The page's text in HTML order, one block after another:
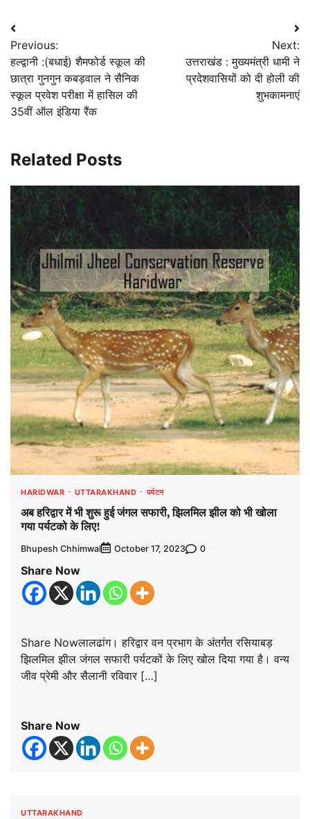
Post
navigation
Previous:
हल्द्वानी :(बधाई) शैमफोर्ड स्कूल की
छात्रा गुनगुन कबड़वाल ने सैनिक
स्कूल प्रवेश परीक्षा में हासिल की
35वीं ऑल इंडिया रैंक
Next:
उत्तराखंड : मुख्यमंत्री धामी ने
प्रदेशवासियों को दी होली की
शुभकामनाएं
Related Posts
HARIDWAR UTTARAKHAND पर्यटन
अब हरिद्वार में भी शुरू हुई जंगल सफारी, झिलमिल झील को भी खोला
गया पर्यटको के लिए!
Bhupesh Chhimwal October 17, 2023 0
Share Now
Share Nowलालढांग। हरिद्वार वन प्रभाग के अंतर्गत रसियाबड़
झिलमिल झील जंगल सफारी पर्यटकों के लिए खोल दिया गया है। वन्य
जीव प्रेमी और सैलानी रविवार […]
Share Now
UTTARAKHAND